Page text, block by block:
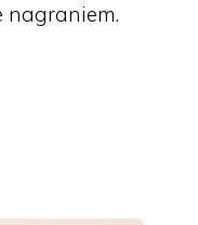
nagraniem.